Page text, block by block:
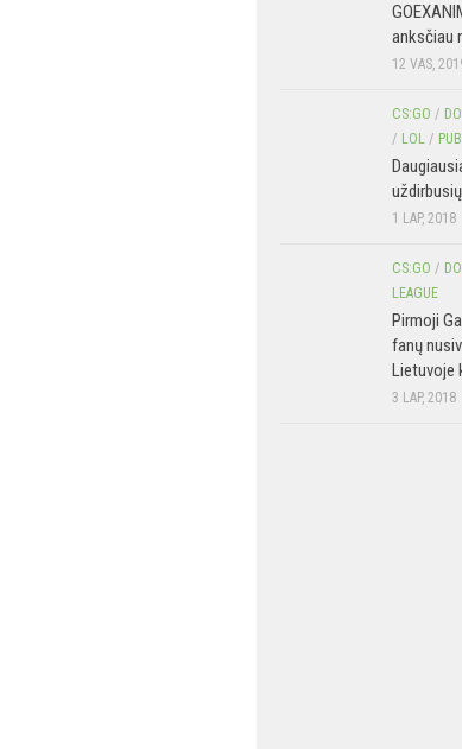
anksčiau
12 VAS,
CS:GO /
/ LOL /
1 LAP, 2018
CS:GO /
LEAGUE
Pirmoji
fanų
Lietuvoje
3 LAP, 2018